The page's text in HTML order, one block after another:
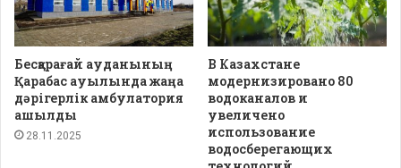
Бесқарағай ауданының
Қарабас ауылында жаңа
дәрігерлік амбулатория
ашылды
28.11.2025
В Казахстане
модернизировано 80
водоканалов и
увеличено
использование
водосберегающих